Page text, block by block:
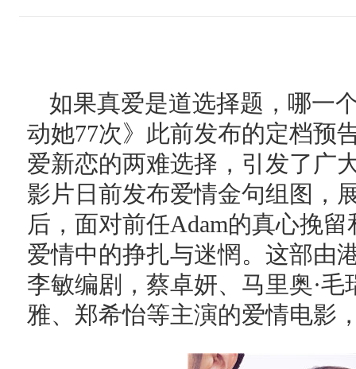
如果真爱是道选择题，哪一
动她77次》此前发布的定档预
爱新恋的两难选择，引发了广
影片日前发布爱情金句组图，
后，面对前任Adam的真心挽
爱情中的挣扎与迷惘。这部由
李敏编剧，蔡卓妍、马里奥·
雅、郑希怡等主演的爱情电影